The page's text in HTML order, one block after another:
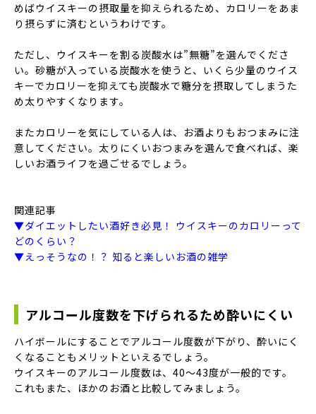
めばウイスキーの摂取量を抑えられるため、カロリーをあま
り摂らずに済むというわけです。
ただし、ウイスキーを割る炭酸水は”無糖”を選んでくださ
い。砂糖が入っている炭酸水を使うと、いくら少量のウイス
キーでカロリーを抑えても炭酸水で糖分を摂取してしまうた
め太りやすくなります。
またカロリーを気にしている人は、お酒よりもおつまみに注
意してください。太りにくいおつまみを選んで食べれば、楽
しいお酒ライフを過ごせるでしょう。
関連記事
▼ダイエットしたい酒好き必見！ ウイスキーのカロリーって
どのくらい？
▼えっそうなの！？ 知ると楽しいお酒の雑学
アルコール度数を下げられるため酔いにくい
ハイボールにすることでアルコール度数が下がり、酔いにく
くなることもメリットといえるでしょう。
ウイスキーのアルコール度数は、40〜43度が一般的です。
これもまた、ほかのお酒と比較してみましょう。